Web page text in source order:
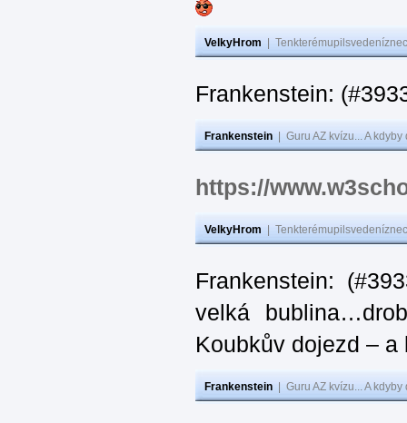
VelkyHrom
Frankenstein:
Frankenstein Guru AZ kvízu... A
https://
VelkyHrom
Frankenstein:
velká
Koubkův dojezd –
Frankenstein Guru AZ kvízu... A